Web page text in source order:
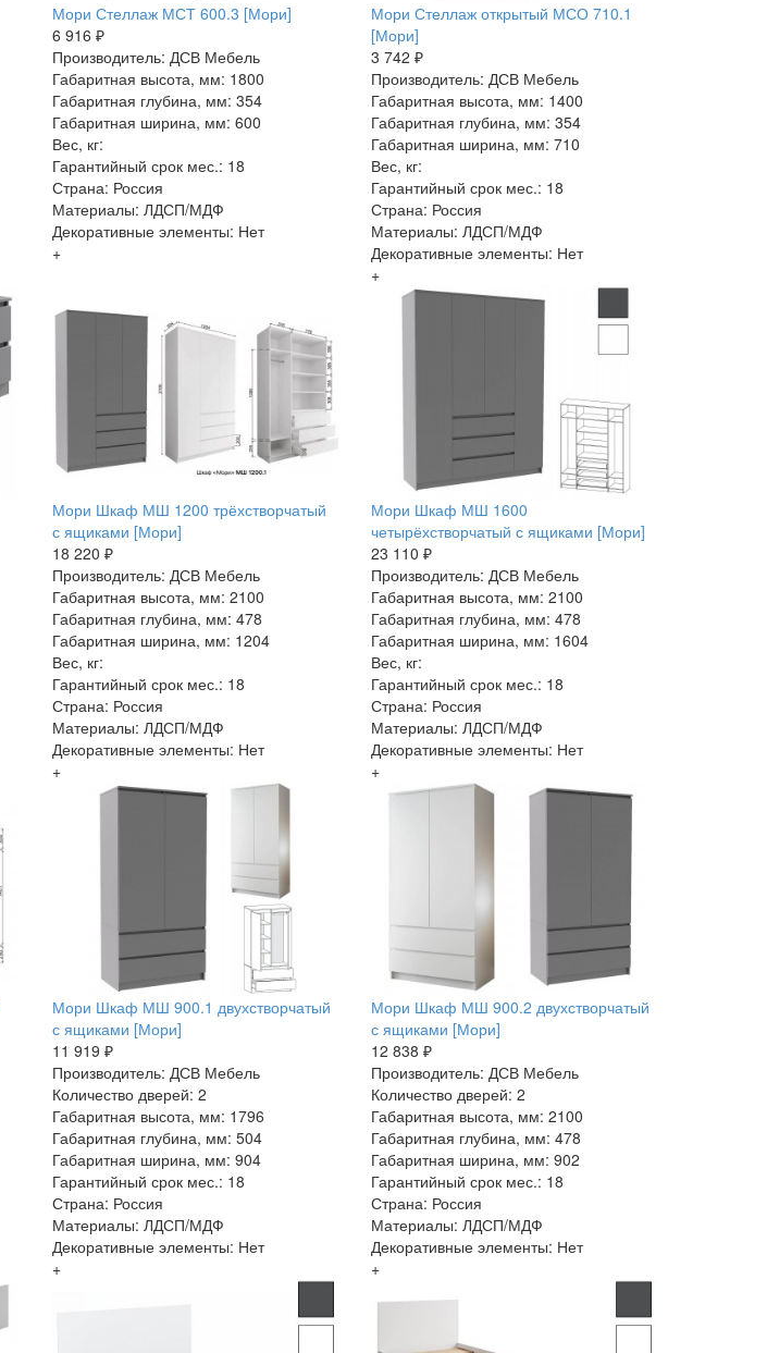
Мори Стеллаж МСТ 600.3 [Мори]
6 916 ₽
Производитель: ДСВ Мебель
Габаритная высота, мм: 1800
Габаритная глубина, мм: 354
Габаритная ширина, мм: 600
Вес, кг:
Гарантийный срок мес.: 18
Страна: Россия
Материалы: ЛДСП/МДФ
Декоративные элементы: Нет
+
Мори Стеллаж открытый МСО 710.1
[Мори]
3 742 ₽
Производитель: ДСВ Мебель
Габаритная высота, мм: 1400
Габаритная глубина, мм: 354
Габаритная ширина, мм: 710
Вес, кг:
Гарантийный срок мес.: 18
Страна: Россия
Материалы: ЛДСП/МДФ
Декоративные элементы: Нет
+
Мори Шкаф МШ 1200 трёхстворчатый
с ящиками [Мори]
18 220 ₽
Производитель: ДСВ Мебель
Габаритная высота, мм: 2100
Габаритная глубина, мм: 478
Габаритная ширина, мм: 1204
Вес, кг:
Гарантийный срок мес.: 18
Страна: Россия
Материалы: ЛДСП/МДФ
Декоративные элементы: Нет
+
Мори Шкаф МШ 1600
четырёхстворчатый с ящиками [Мори]
23 110 ₽
Производитель: ДСВ Мебель
Габаритная высота, мм: 2100
Габаритная глубина, мм: 478
Габаритная ширина, мм: 1604
Вес, кг:
Гарантийный срок мес.: 18
Страна: Россия
Материалы: ЛДСП/МДФ
Декоративные элементы: Нет
+
Мори Шкаф МШ 900.1 двухстворчатый
с ящиками [Мори]
11 919 ₽
Производитель: ДСВ Мебель
Количество дверей: 2
Габаритная высота, мм: 1796
Габаритная глубина, мм: 504
Габаритная ширина, мм: 904
Гарантийный срок мес.: 18
Страна: Россия
Материалы: ЛДСП/МДФ
Декоративные элементы: Нет
+
Мори Шкаф МШ 900.2 двухстворчатый
с ящиками [Мори]
12 838 ₽
Производитель: ДСВ Мебель
Количество дверей: 2
Габаритная высота, мм: 2100
Габаритная глубина, мм: 478
Габаритная ширина, мм: 902
Гарантийный срок мес.: 18
Страна: Россия
Материалы: ЛДСП/МДФ
Декоративные элементы: Нет
+